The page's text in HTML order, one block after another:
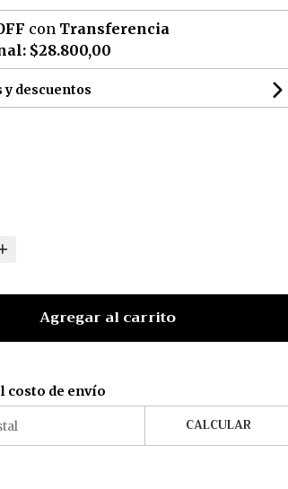
con Transferencia
$28.800,00
y descuentos
Agregar al carrito
costo de envío
CALCULAR